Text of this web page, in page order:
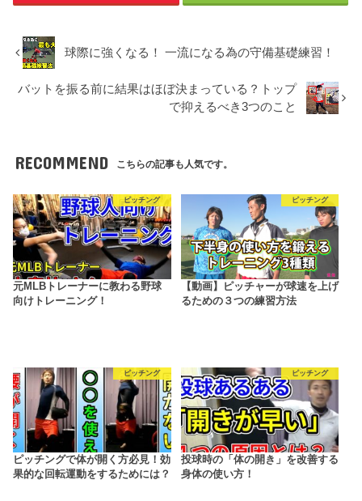
球際に強くなる！ 一流になる為の守備基礎練習！
バットを振る前に結果はほぼ決まっている？トップ
で抑えるべき3つのこと
RECOMMEND こちらの記事も人気です。
ピッチング
元MLBトレーナーに教わる野球
向けトレーニング！
ピッチング
【動画】ピッチャーが球速を上げ
るための３つの練習方法
ピッチング
ピッチングで体が開く方必見！効
果的な回転運動をするためには？
ピッチング
投球時の「体の開き」を改善する
身体の使い方！